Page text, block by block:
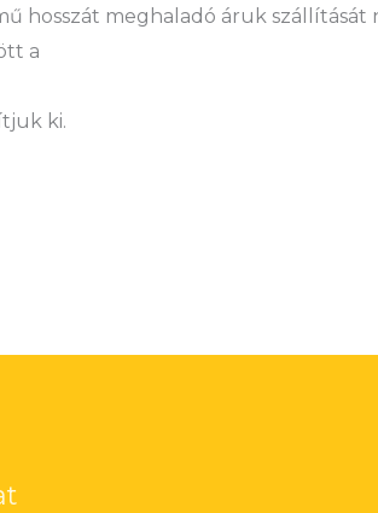
hosszát meghaladó áruk szállítását
a
ki.